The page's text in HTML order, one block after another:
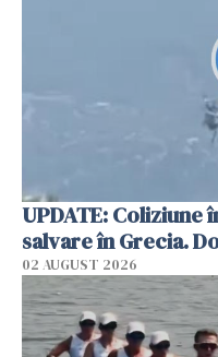
UPDATE:
salvare în Grecia.
02 AUGUST 2026